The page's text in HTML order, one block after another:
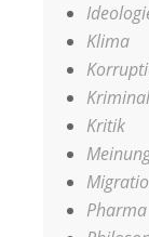
Klima
Kritik
Pharma